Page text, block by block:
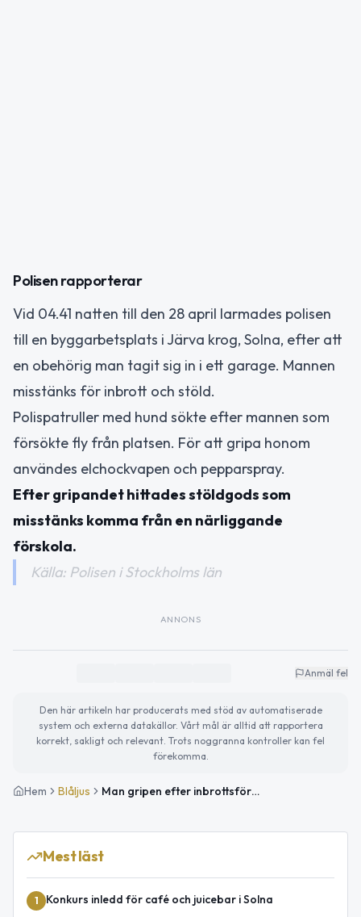
Polisen rapporterar
Vid 04.41 natten till den 28 april larmades polisen
till en byggarbetsplats i Järva krog, Solna, efter att
en obehörig man tagit sig in i ett garage. Mannen
misstänks för inbrott och stöld.
Polispatruller med hund sökte efter mannen som
försökte fly från platsen. För att gripa honom
användes elchockvapen och pepparspray.
Efter gripandet hittades stöldgods som
misstänks komma från en närliggande
förskola.
Källa: Polisen i Stockholms län
ANNONS
Anmäl fel
Den här artikeln har producerats med stöd av automatiserade
system och externa datakällor. Vårt mål är alltid att rapportera
korrekt, sakligt och relevant. Trots noggranna kontroller kan fel
förekomma.
Hem Blåljus Man gripen efter inbrottsförsök i Solna
Mest läst
1 Konkurs inledd för café och juicebar i Solna